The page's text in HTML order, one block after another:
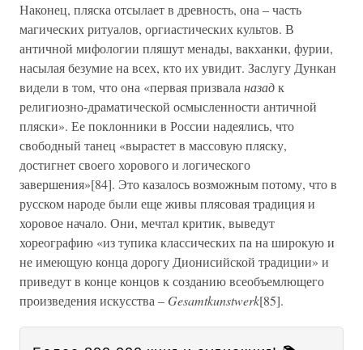
Наконец, пляска отсылает в древность, она – часть
магических ритуалов, оргиастических культов. В
античной мифологии пляшут менады, вакханки, фурии,
насылая безумие на всех, кто их увидит. Заслугу Дункан
видели в том, что она «первая призвала назадк
религиозно-драматической осмысленности античной
пляски». Ее поклонники в России надеялись, что
свободный танец «вырастет в массовую пляску,
достигнет своего хорового и логического
завершения»[84]. Это казалось возможным потому, что в
русском народе были еще живы плясовая традиция и
хоровое начало. Они, мечтал критик, выведут
хореографию «из тупика классических па на широкую и
не имеющую конца дорогу Дионисийской традиции» и
приведут в конце концов к созданию всеобъемлющего
произведения искусства –Gesamtkunstwerk[85].